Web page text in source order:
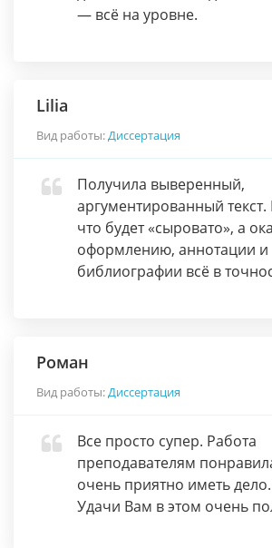
— всё на уровне.
Lilia
Вид работы:Диссертация
Получила выверенный,
аргументированный
что будет «сыровато», а
оформлению, аннотации и
библиографии всё в
Роман
Вид работы:Диссертация
Все просто супер. Работа
преподавателям
очень приятно иметь
Удачи Вам в этом очень